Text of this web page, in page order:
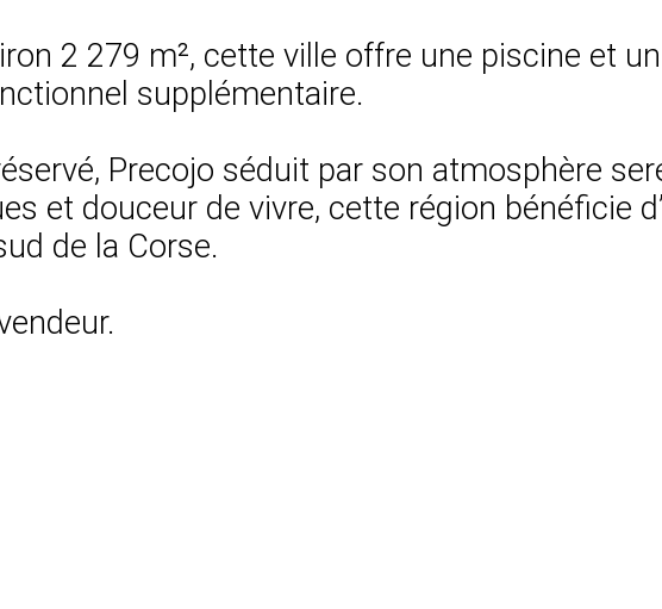
2 279 m², cette ville offre une piscine et
supplémentaire.
Precojo séduit par son atmosphère
et douceur de vivre, cette région bénéficie
de la Corse.